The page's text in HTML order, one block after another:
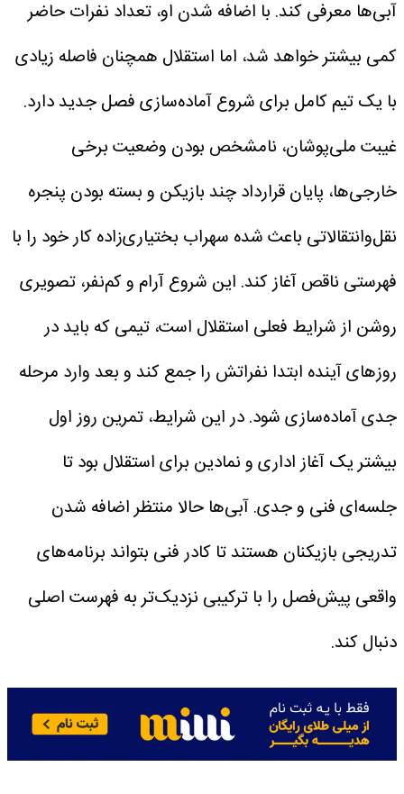
آبی‌ها معرفی کند. با اضافه شدن او، تعداد نفرات حاضر
کمی بیشتر خواهد شد، اما استقلال همچنان فاصله زیادی
با یک تیم کامل برای شروع آماده‌سازی فصل جدید دارد.
غیبت ملی‌پوشان، نامشخص بودن وضعیت برخی
خارجی‌ها، پایان قرارداد چند بازیکن و بسته بودن پنجره
نقل‌وانتقالاتی باعث شده سهراب بختیاری‌زاده کار خود را با
فهرستی ناقص آغاز کند. این شروع آرام و کم‌نفر، تصویری
روشن از شرایط فعلی استقلال است، تیمی که باید در
روز‌های آینده ابتدا نفراتش را جمع کند و بعد وارد مرحله
جدی آماده‌سازی شود.در این شرایط، تمرین روز اول
بیشتر یک آغاز اداری و نمادین برای استقلال بود تا
جلسه‌ای فنی و جدی. آبی‌ها حالا منتظر اضافه شدن
تدریجی بازیکنان هستند تا کادر فنی بتواند برنامه‌های
واقعی پیش‌فصل را با ترکیبی نزدیک‌تر به فهرست اصلی
دنبال کند.